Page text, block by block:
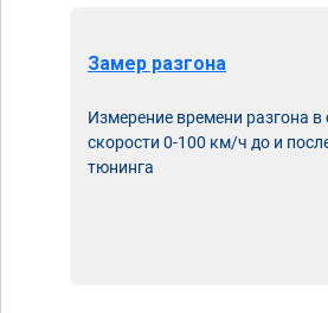
Замер разгона
Измерение времени разгона в
скорости 0-100 км/ч до и
тюнинга